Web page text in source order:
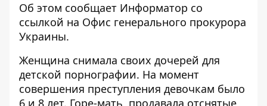
Об этом сообщает Информатор со
ссылкой на Офис генерального прокурора
Украины.
Женщина снимала своих дочерей для
детской порнографии. На момент
совершения преступления девочкам было
6 и 8 лет. Горе-мать продавала отснятые